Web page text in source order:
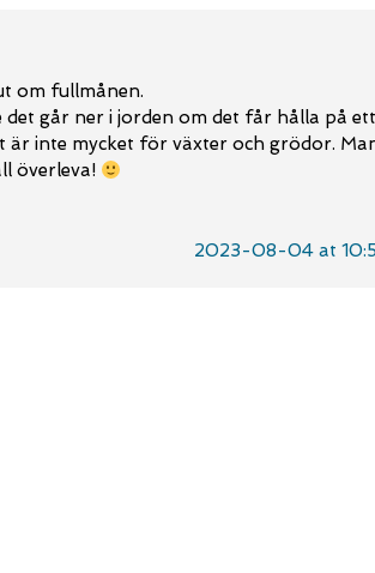
om fullmånen.
går ner i jorden om det får hålla på ett
är inte mycket för växter och grödor.
överleva!
2023-08-04 at